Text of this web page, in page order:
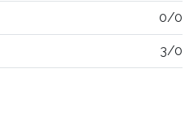
0/0
3/0